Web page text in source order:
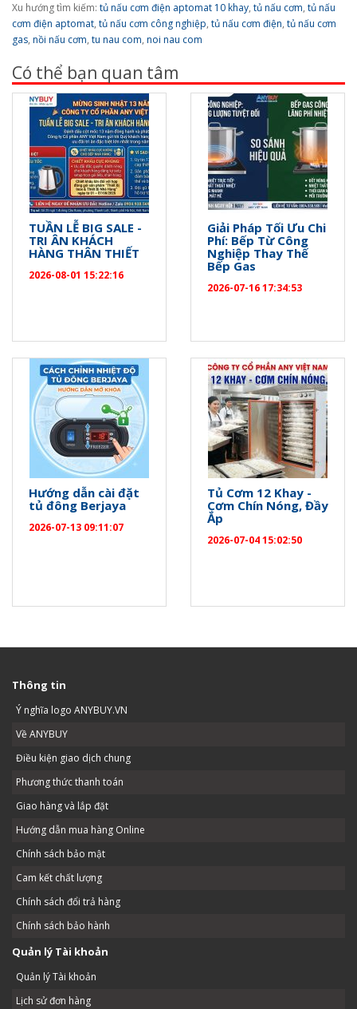
Xu hướng tìm kiếm: tủ nấu cơm điện aptomat 10 khay, tủ nấu cơm, tủ nấu
cơm điện aptomat, tủ nấu cơm công nghiệp, tủ nấu cơm điện, tủ nấu cơm
gas, nồi nấu cơm, tu nau com, noi nau com
Có thể bạn quan tâm
TUẦN LỄ BIG SALE -
TRI ÂN KHÁCH
HÀNG THÂN THIẾT
2026-08-01 15:22:16
Giải Pháp Tối Ưu Chi
Phí: Bếp Từ Công
Nghiệp Thay Thế
Bếp Gas
2026-07-16 17:34:53
Hướng dẫn cài đặt
tủ đông Berjaya
2026-07-13 09:11:07
Tủ Cơm 12 Khay -
Cơm Chín Nóng, Đầy
Ắp
2026-07-04 15:02:50
Thông tin
Ý nghĩa logo ANYBUY.VN
Về ANYBUY
Điều kiện giao dịch chung
Phương thức thanh toán
Giao hàng và lắp đặt
Hướng dẫn mua hàng Online
Chính sách bảo mật
Cam kết chất lượng
Chính sách đổi trả hàng
Chính sách bảo hành
Quản lý Tài khoản
Quản lý Tài khoản
Lịch sử đơn hàng